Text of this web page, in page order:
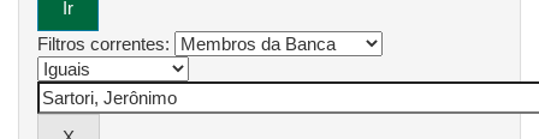
Filtros correntes: